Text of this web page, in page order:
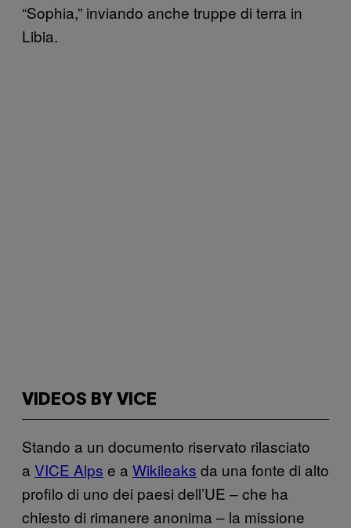
“Sophia,” inviando anche truppe di terra in
Libia.
VIDEOS BY VICE
Stando a un documento riservato rilasciato
a VICE Alps e a Wikileaks da una fonte di alto
profilo di uno dei paesi dell’UE – che ha
chiesto di rimanere anonima – la missione